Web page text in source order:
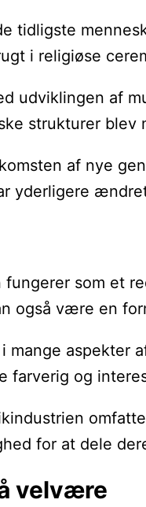
i religiøse
udviklingen af
strukturer
af nye
yderligere
som et
også være en
farverig og
for at dele
velvære